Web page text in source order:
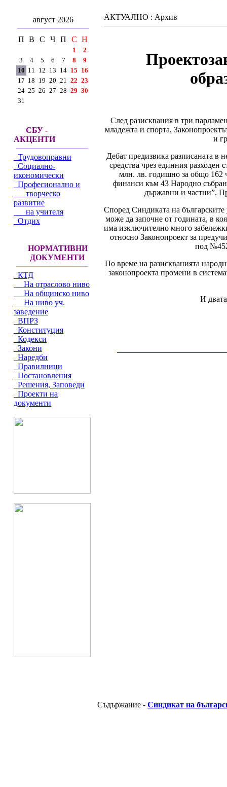
август 2026
П В С Ч П С Н
1
2
3
4 5 6 7 8
9
10 11 12 13 14 15 16
17 18 19 20 21 22 23
24 25 26 27 28 29 30
31
СБУ -
АКЦЕНТИ
Трудовоправни
Социално-
икономически
Професионално и
творческо
развитие
на учителя
Отдих
НОРМАТИВНИ
ДОКУМЕНТИ
КТД
На отраслово ниво
На общинско ниво
На ниво уч.
заведение
ВПРЗ
Конституция
Кодекси
Закони
Наредби
Правилници
Постановления
Решения, Заповеди
Проекти на
документи
АКТУАЛНО : Архив
След разисквания в три
младежта и спорта,
и
Дебат предизвика разписаната в
средства чрез единния
млн. лв. годишно за общо 162
финанси към 43 Народно
държавни и частни”.
Според Синдиката на
може да започне от годината, в
има изключително много
относно Законопроект за
под
По време на разискванията
законопроекта промени в
И
Съдържание - Синдикат на